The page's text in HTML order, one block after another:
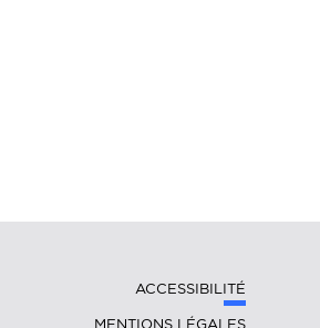
ACCESSIBILITÉ
MENTIONS LÉGALES